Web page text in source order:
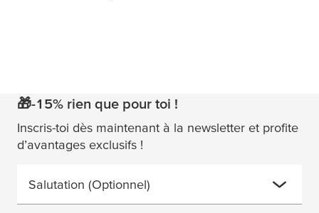
🎁-15% rien que pour toi !
Inscris-toi dès maintenant à la newsletter et profite
d’avantages exclusifs !
Salutation (Optionnel)